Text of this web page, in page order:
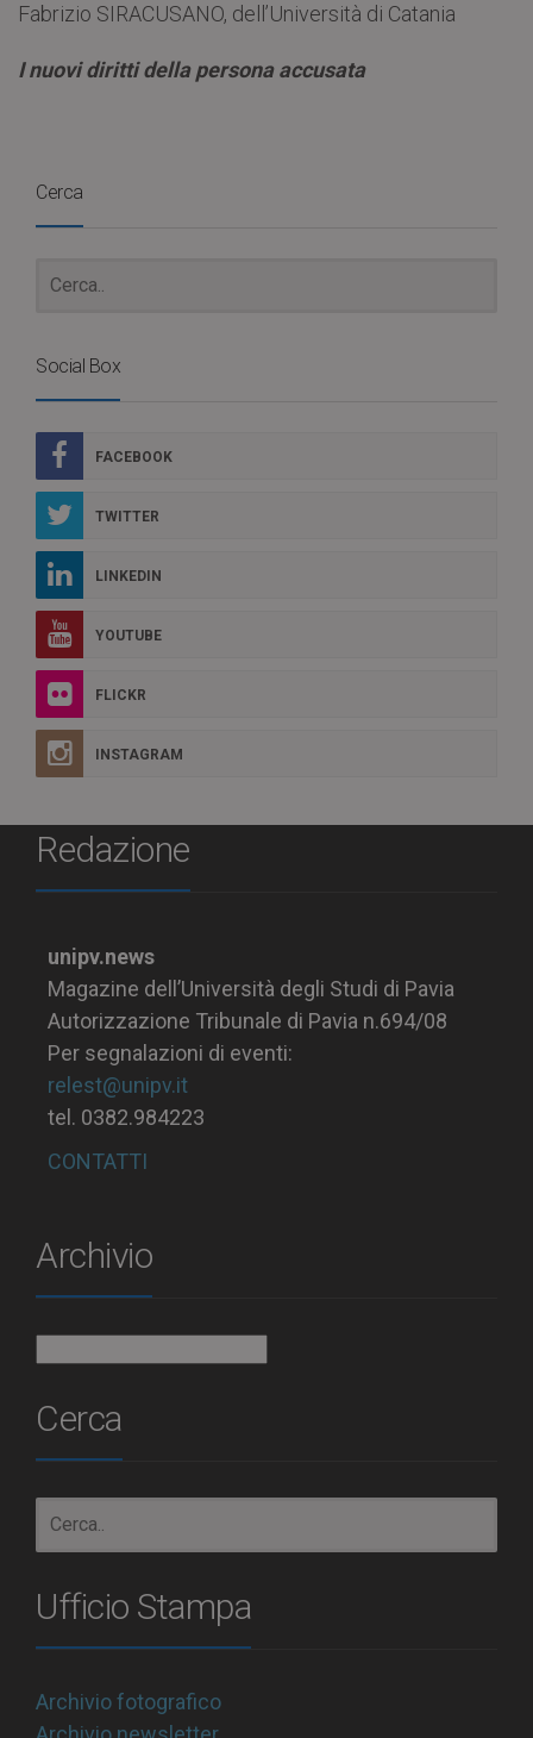
Fabrizio SIRACUSANO, dell’Università di Catania
I nuovi diritti della persona accusata
Cerca
Social Box
FACEBOOK
TWITTER
LINKEDIN
YOUTUBE
FLICKR
INSTAGRAM
Redazione
unipv.news
Magazine dell’Università degli Studi di Pavia
Autorizzazione Tribunale di Pavia n.694/08
Per segnalazioni di eventi:
relest@unipv.it
tel. 0382.984223
CONTATTI
Archivio
Cerca
Ufficio Stampa
Archivio fotografico